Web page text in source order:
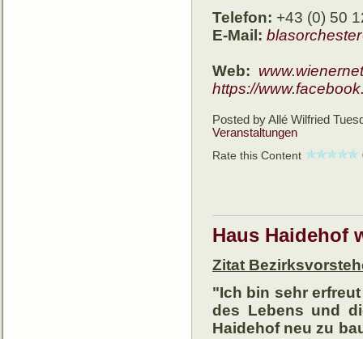
Telefon: +43 (0) 50
E-Mail:
Web:
https://
Posted by Allé Wilfried
Veranstaltungen
Rate this Content
Haus Haidehof
Zitat
"Ich bin sehr
des Lebens und
Haide­hof neu zu